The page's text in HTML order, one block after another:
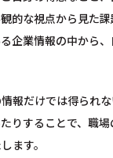
的な視点から見た
企業情報の中から
報だけでは得られ
りすることで、職
ます。